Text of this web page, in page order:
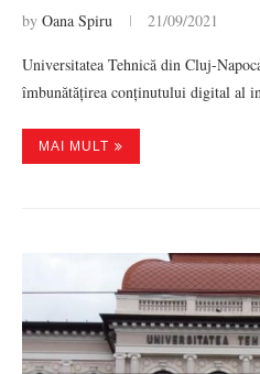
by Oana Spiru 21/09/2021
Universitatea Tehnică din Cluj-
îmbunătățirea conținutului digital al
MAI MULT